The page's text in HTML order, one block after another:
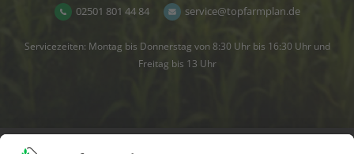
02501 801 44 84 service@topfarmplan.de
Servicezeiten: Montag bis Donnerstag von 8:30 Uhr bis 16:30 Uhr und
Freitag bis 13 Uhr